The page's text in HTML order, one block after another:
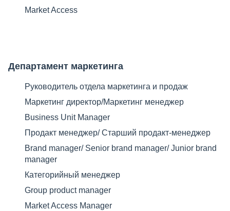
Market Access
Департамент маркетинга​
Руководитель отдела маркетинга и продаж​
Маркетинг директор​/Маркетинг менеджер​
Business Unit Manager
Продакт менеджер​/ Старший продакт-менеджер
Brand manager/ Senior brand manager/ Junior brand
manager
Категорийный менеджер
Group product manager
Market Access Manager